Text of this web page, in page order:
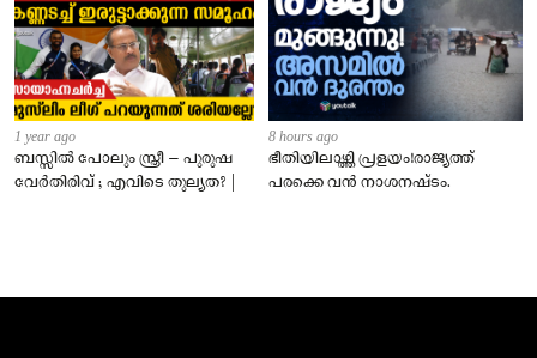
1 year ago
ബസ്സിൽ പോലും സ്ത്രീ – പുരുഷ
വേർതിരിവ് ; എവിടെ തുല്യത? |
8 hours ago
ഭീതിയിലാഴ്ത്തി പ്രളയം!രാജ്യത്ത്
പരക്കെ വൻ നാശനഷ്ടം.